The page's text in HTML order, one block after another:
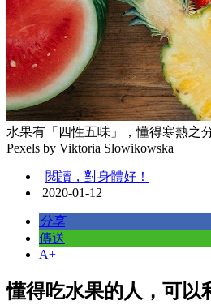
水果有「四性五味」，懂得寒熱之
Pexels by Viktoria Slowikowska
閱讀，對身體好！
2020-01-12
分享
傳送
A+
懂得吃水果的人，可以